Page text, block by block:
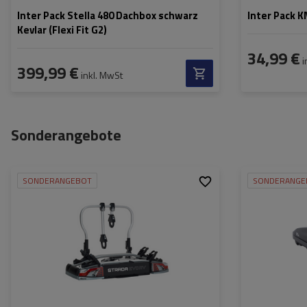
Inter Pack Stella 480 Dachbox schwarz
Kevlar (Flexi Fit G2)
399,99 € inkl. MwSt
Inter Pack
34,99 €
Sonderangebote
SONDERANGEBOT
30 kg
60 kg
Max. Radabstand:
1150 mm
Abstand zwischen den